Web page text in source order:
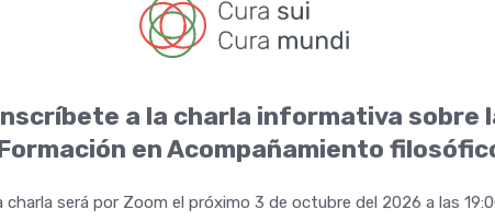
Bañeras 22 agosto 2021 Nacho Bañeras 22 agosto
a la charla informativa sobre
en Acompañamiento
charla será por Zoom el próximo 3 de octubre del 2026 a las